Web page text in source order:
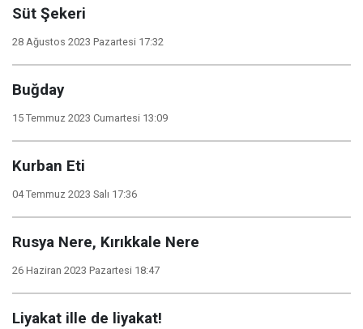
Süt Şekeri
28 Ağustos 2023 Pazartesi 17:32
Buğday
15 Temmuz 2023 Cumartesi 13:09
Kurban Eti
04 Temmuz 2023 Salı 17:36
Rusya Nere, Kırıkkale Nere
26 Haziran 2023 Pazartesi 18:47
Liyakat ille de liyakat!